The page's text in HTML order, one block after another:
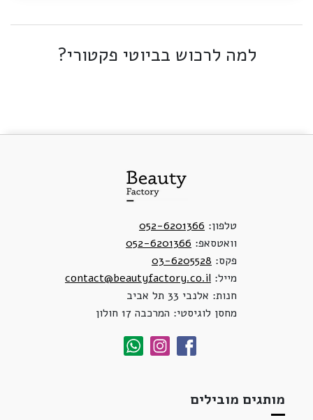
למה לרכוש בביוטי פקטורי?
טלפון: 052-6201366
וואטסאפ: 052-6201366
פקס: 03-6205528
מייל: contact@beautyfactory.co.il
חנות: אלנבי 33 תל אביב
מחסן לוגיסטי: המרכבה 17 חולון
מותגים מובילים